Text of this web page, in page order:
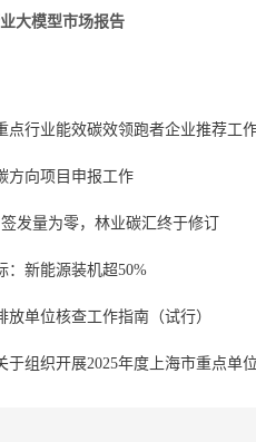
大模型市场报告
点行业能效碳效领跑者企业推荐工
方向项目申报工作
发量为零，林业碳汇终于修订
：新能源装机超50%
单位核查工作指南（试行）
开展2025年度上海市重点单位报送能源利用